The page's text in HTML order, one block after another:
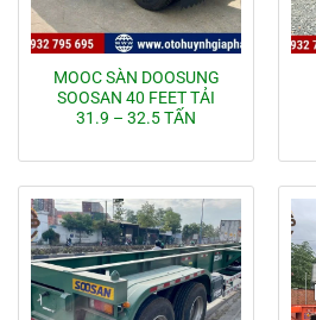
MOOC SÀN DOOSUNG
SOOSAN 40 FEET TẢI
31.9 – 32.5 TẤN